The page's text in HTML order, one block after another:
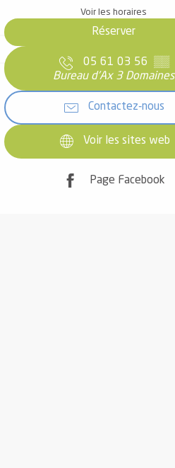
Voir les horaires
Réserver
05 61 03 56 ▒▒
Bureau d'Ax 3 Domaines
Contactez-nous
Voir les sites web
Page Facebook